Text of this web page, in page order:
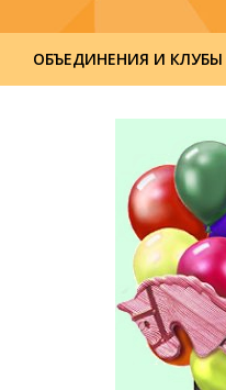
ОБЪЕДИНЕНИЯ И КЛУБЫ